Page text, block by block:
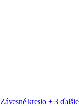
Závesné kreslo + 3 ďalšie